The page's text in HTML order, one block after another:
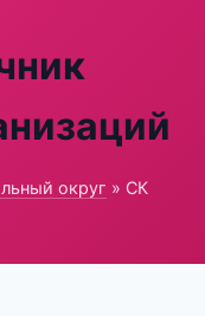
округ » СК